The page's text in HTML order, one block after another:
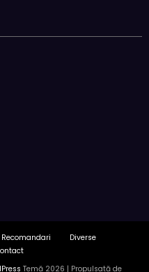
Recomandari
Diverse
Temă 2026 | Propulsată de